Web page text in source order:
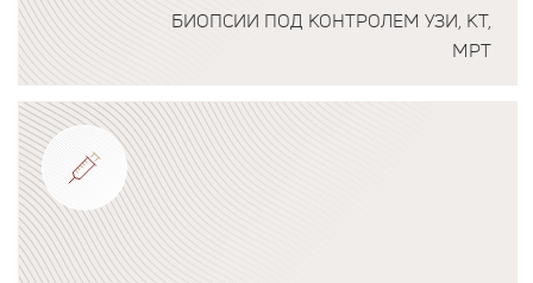
БИОПСИИ ПОД КОНТРОЛЕМ УЗИ, КТ,
МРТ
Подробнее о программе